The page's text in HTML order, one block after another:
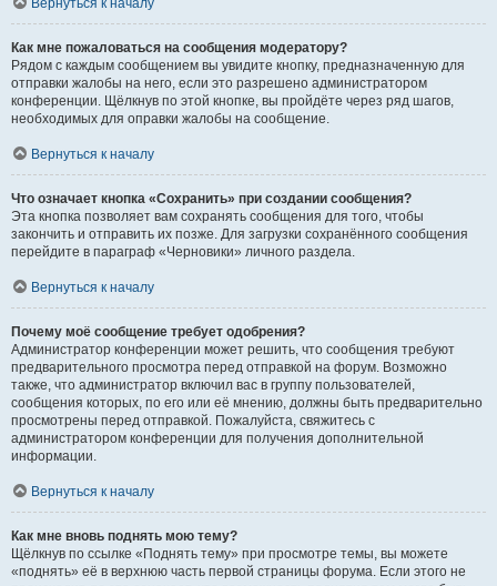
Вернуться к началу
Как мне пожаловаться на сообщения модератору?
Рядом с каждым сообщением вы увидите кнопку, предназначенную для
отправки жалобы на него, если это разрешено администратором
конференции. Щёлкнув по этой кнопке, вы пройдёте через ряд шагов,
необходимых для оправки жалобы на сообщение.
Вернуться к началу
Что означает кнопка «Сохранить» при создании сообщения?
Эта кнопка позволяет вам сохранять сообщения для того, чтобы
закончить и отправить их позже. Для загрузки сохранённого сообщения
перейдите в параграф «Черновики» личного раздела.
Вернуться к началу
Почему моё сообщение требует одобрения?
Администратор конференции может решить, что сообщения требуют
предварительного просмотра перед отправкой на форум. Возможно
также, что администратор включил вас в группу пользователей,
сообщения которых, по его или её мнению, должны быть предварительно
просмотрены перед отправкой. Пожалуйста, свяжитесь с
администратором конференции для получения дополнительной
информации.
Вернуться к началу
Как мне вновь поднять мою тему?
Щёлкнув по ссылке «Поднять тему» при просмотре темы, вы можете
«поднять» её в верхнюю часть первой страницы форума. Если этого не